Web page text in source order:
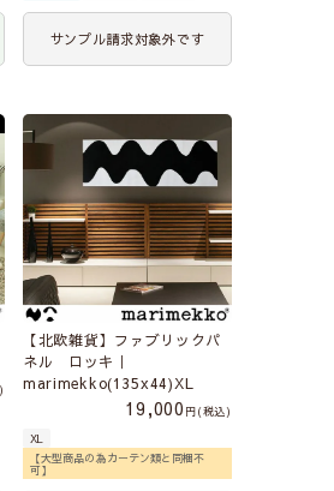
サンプル請求対象外です
【北欧雑貨】ファブリックパ
ネル ロッキ｜
marimekko(135x44)XL
19,000
税込
XL
【大型商品の為カーテン類と同梱不
可】